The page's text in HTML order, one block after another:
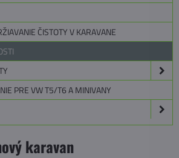
ČISTOTY V KARAVANE
PRE VW T5/T6 A MINIVANY
karavan